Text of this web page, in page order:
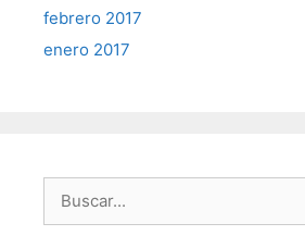
febrero 2017
enero 2017